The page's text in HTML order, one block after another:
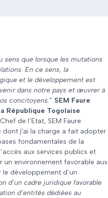
sens que lorsque les mutations
En ce sens, la
et le développement est
dans notre pays et œuvrer à
concitoyens.” SEM Faure
République Togolaise
de l’Etat, SEM Faure
dont j'ai la charge a fait adopter
fondamentales de la
aux services publics et
un environnement favorable aux
développement d’un
d’un cadre juridique favorable
d’entités dédiées au